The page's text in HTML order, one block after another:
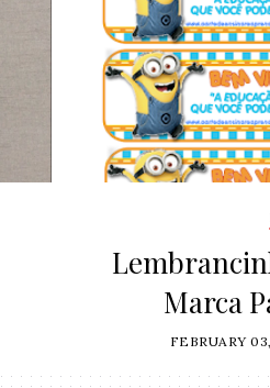
Marca
FEBRUARY